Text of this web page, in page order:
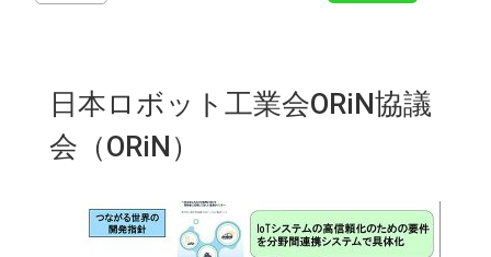
日本ロボット工業会ORiN協議
会（ORiN）